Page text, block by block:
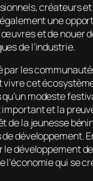
créateurs
une
et de nouer
de l’industrie.
par les
vivre cet
modeste
et la
de la jeunesse
développement.
le développement
l’économie qui se